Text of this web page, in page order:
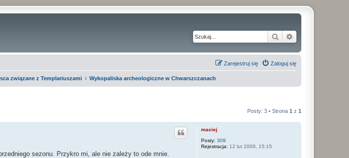
Szukaj
Zaloguj się
Zarejestruj się
związane z Templariuszami Wykopaliska archeologiczne w Chwarszczanach
Posty: 3 • Strona 1 z 1
maciej
Posty: 309
Rejestracja: 12 lut 2009, 15:15
sezonu. Przykro mi, ale nie zależy to ode mnie.